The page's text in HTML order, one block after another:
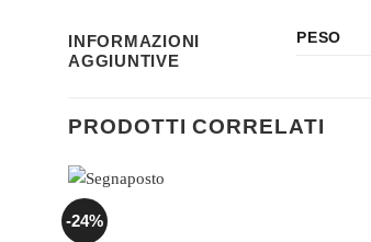
INFORMAZIONI
AGGIUNTIVE
PESO
PRODOTTI CORRELATI
-24%